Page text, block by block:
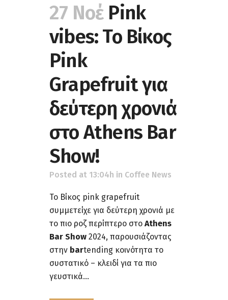
27 Νοέ Pink
vibes: Το Βίκος
Pink
Grapefruit για
δεύτερη χρονιά
στο Athens Bar
Show!
Posted at 13:04h in Coffee News
Το Βίκος pink grapefruit
συμμετείχε για δεύτερη χρονιά με
το πιο ροζ περίπτερο στο Athens
Bar Show 2024, παρουσιάζοντας
στην bartending κοινότητα το
συστατικό – κλειδί για τα πιο
γευστικά...